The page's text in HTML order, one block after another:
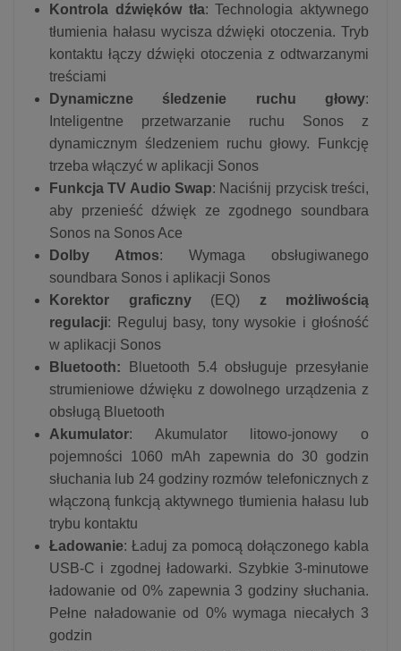
Kontrola dźwięków tła: Technologia aktywnego
tłumienia hałasu wycisza dźwięki otoczenia. Tryb
kontaktu łączy dźwięki otoczenia z odtwarzanymi
treściami
Dynamiczne śledzenie ruchu głowy:
Inteligentne przetwarzanie ruchu Sonos z
dynamicznym śledzeniem ruchu głowy. Funkcję
trzeba włączyć w aplikacji Sonos
Funkcja TV Audio Swap: Naciśnij przycisk treści,
aby przenieść dźwięk ze zgodnego soundbara
Sonos na Sonos Ace
Dolby Atmos: Wymaga obsługiwanego
soundbara Sonos i aplikacji Sonos
Korektor graficzny(EQ) z możliwością
regulacji: Reguluj basy, tony wysokie i głośność
w aplikacji Sonos
Bluetooth: Bluetooth 5.4 obsługuje przesyłanie
strumieniowe dźwięku z dowolnego urządzenia z
obsługą Bluetooth
Akumulator: Akumulator litowo-jonowy o
pojemności 1060 mAh zapewnia do 30 godzin
słuchania lub 24 godziny rozmów telefonicznych z
włączoną funkcją aktywnego tłumienia hałasu lub
trybu kontaktu
Ładowanie: Ładuj za pomocą dołączonego kabla
USB-C i zgodnej ładowarki. Szybkie 3-minutowe
ładowanie od 0% zapewnia 3 godziny słuchania.
Pełne naładowanie od 0% wymaga niecałych 3
godzin